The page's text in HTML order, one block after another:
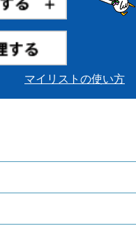
マイリストの使い方